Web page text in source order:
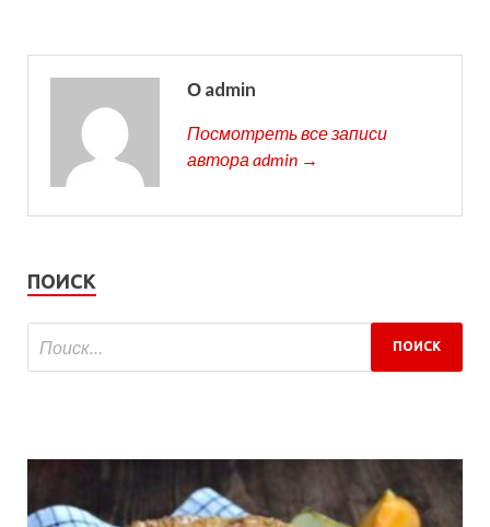
О admin
Посмотреть все записи
автора admin →
ПОИСК